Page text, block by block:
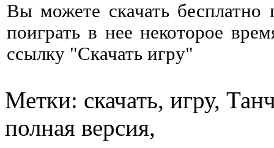
Вы можете скачать
поиграть в нее некоторое
ссылку "Скачать игру"
Метки: скачать, игру,
полная версия,